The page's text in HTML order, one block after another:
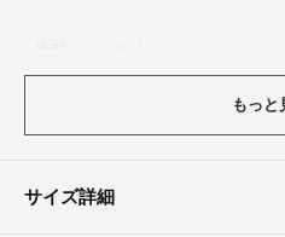
美脚効果を引き出すセンターウォッシ
ルアップを実現します。
素材
もっと
サイズ詳細